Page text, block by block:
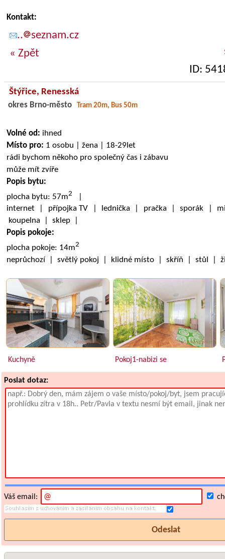
Kontakt:
..
seznam.cz
« Zpět
ID:
Štýřice, Renesská
okres Brno-město Tram 20m, Bus 50m
Volné od: ihned
Místo pro: 1 osobu | žena | 18-29let
rádi bychom někoho pro společný čas i zábavu
může mít zvíře
Popis bytu:
plocha bytu: 57m2
internet | přípojka TV | lednička | pračka | sporák |
koupelna | sklep |
Popis pokoje:
plocha pokoje: 14m2
neprůchozí | světlý pokoj | klidné místo | skříň | stůl |
Kuchyně Pokoj1-nabizi se
Poslat dotaz:
Váš email: